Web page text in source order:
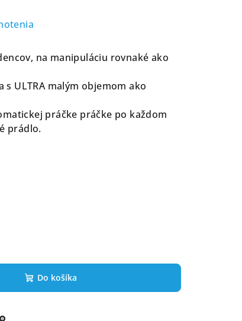
na manipuláciu rovnaké ako
ULTRA malým objemom ako
práčke práčke po každom
prádlo.
Do košíka